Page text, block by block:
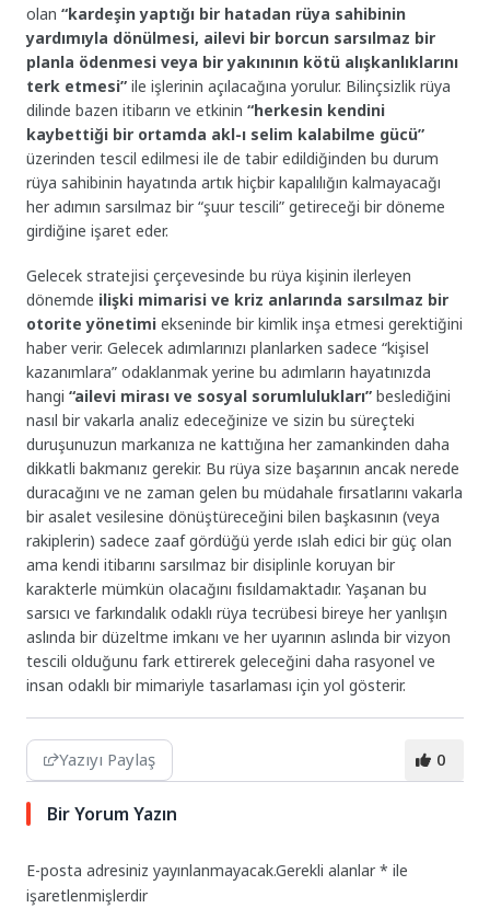
olan“kardeşin yaptığı bir hatadan rüya sahibinin
yardımıyla dönülmesi, ailevi bir borcun sarsılmaz bir
planla ödenmesi veya bir yakınının kötü alışkanlıklarını
terk etmesi” ile işlerinin açılacağına yorulur. Bilinçsizlik rüya
dilinde bazen itibarın ve etkinin“herkesin kendini
kaybettiği bir ortamda akl-ı selim kalabilme gücü”
üzerinden tescil edilmesi ile de tabir edildiğinden bu durum
rüya sahibinin hayatında artık hiçbir kapalılığın kalmayacağı
her adımın sarsılmaz bir “şuur tescili” getireceği bir döneme
girdiğine işaret eder.
Gelecek stratejisi çerçevesinde bu rüya kişinin ilerleyen
dönemde ilişki mimarisi ve kriz anlarında sarsılmaz bir
otorite yönetimi ekseninde bir kimlik inşa etmesi gerektiğini
haber verir. Gelecek adımlarınızı planlarken sadece “kişisel
kazanımlara” odaklanmak yerine bu adımların hayatınızda
hangi“ailevi mirası ve sosyal sorumlulukları” beslediğini
nasıl bir vakarla analiz edeceğinize ve sizin bu süreçteki
duruşunuzun markanıza ne kattığına her zamankinden daha
dikkatli bakmanız gerekir. Bu rüya size başarının ancak nerede
duracağını ve ne zaman gelen bu müdahale fırsatlarını vakarla
bir asalet vesilesine dönüştüreceğini bilen başkasının (veya
rakiplerin) sadece zaaf gördüğü yerde ıslah edici bir güç olan
ama kendi itibarını sarsılmaz bir disiplinle koruyan bir
karakterle mümkün olacağını fısıldamaktadır. Yaşanan bu
sarsıcı ve farkındalık odaklı rüya tecrübesi bireye her yanlışın
aslında bir düzeltme imkanı ve her uyarının aslında bir vizyon
tescili olduğunu fark ettirerek geleceğini daha rasyonel ve
insan odaklı bir mimariyle tasarlaması için yol gösterir.
Yazıyı Paylaş 0
Bir Yorum Yazın
E-posta adresiniz yayınlanmayacak.Gerekli alanlar* ile
işaretlenmişlerdir